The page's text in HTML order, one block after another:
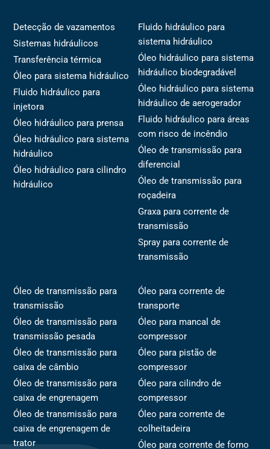
Detecção de vazamentos
Sistemas hidráulicos
Transferência térmica
Óleo para sistema hidráulico
Fluido hidráulico para
injetora
Óleo hidráulico para prensa
Óleo hidráulico para sistema
hidráulico
Óleo hidráulico para cilindro
hidráulico
Fluido hidráulico para
sistema hidráulico
Óleo hidráulico para sistema
hidráulico biodegradável
Óleo hidráulico para sistema
hidráulico de aerogerador
Fluido hidráulico para áreas
com risco de incêndio
Óleo de transmissão para
diferencial
Óleo de transmissão para
roçadeira
Graxa para corrente de
transmissão
Spray para corrente de
transmissão
Óleo de transmissão para
transmissão
Óleo de transmissão para
transmissão pesada
Óleo de transmissão para
caixa de câmbio
Óleo de transmissão para
caixa de engrenagem
Óleo de transmissão para
caixa de engrenagem de
trator
Óleo para corrente de
transporte
Óleo para mancal de
compressor
Óleo para pistão de
compressor
Óleo para cilindro de
compressor
Óleo para corrente de
colheitadeira
Óleo para corrente de forno